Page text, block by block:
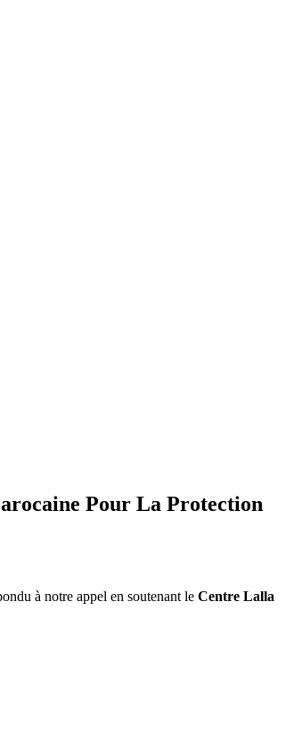
Pour La Protection
à notre appel en soutenant le Centre Lalla